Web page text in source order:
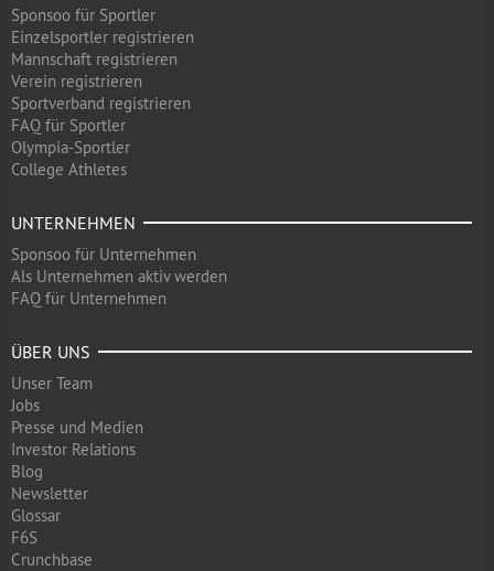
Sponsoo für Sportler
Einzelsportler registrieren
Mannschaft registrieren
Verein registrieren
Sportverband registrieren
FAQ für Sportler
Olympia-Sportler
College Athletes
UNTERNEHMEN
Sponsoo für Unternehmen
Als Unternehmen aktiv werden
FAQ für Unternehmen
ÜBER UNS
Unser Team
Jobs
Presse und Medien
Investor Relations
Blog
Newsletter
Glossar
F6S
Crunchbase